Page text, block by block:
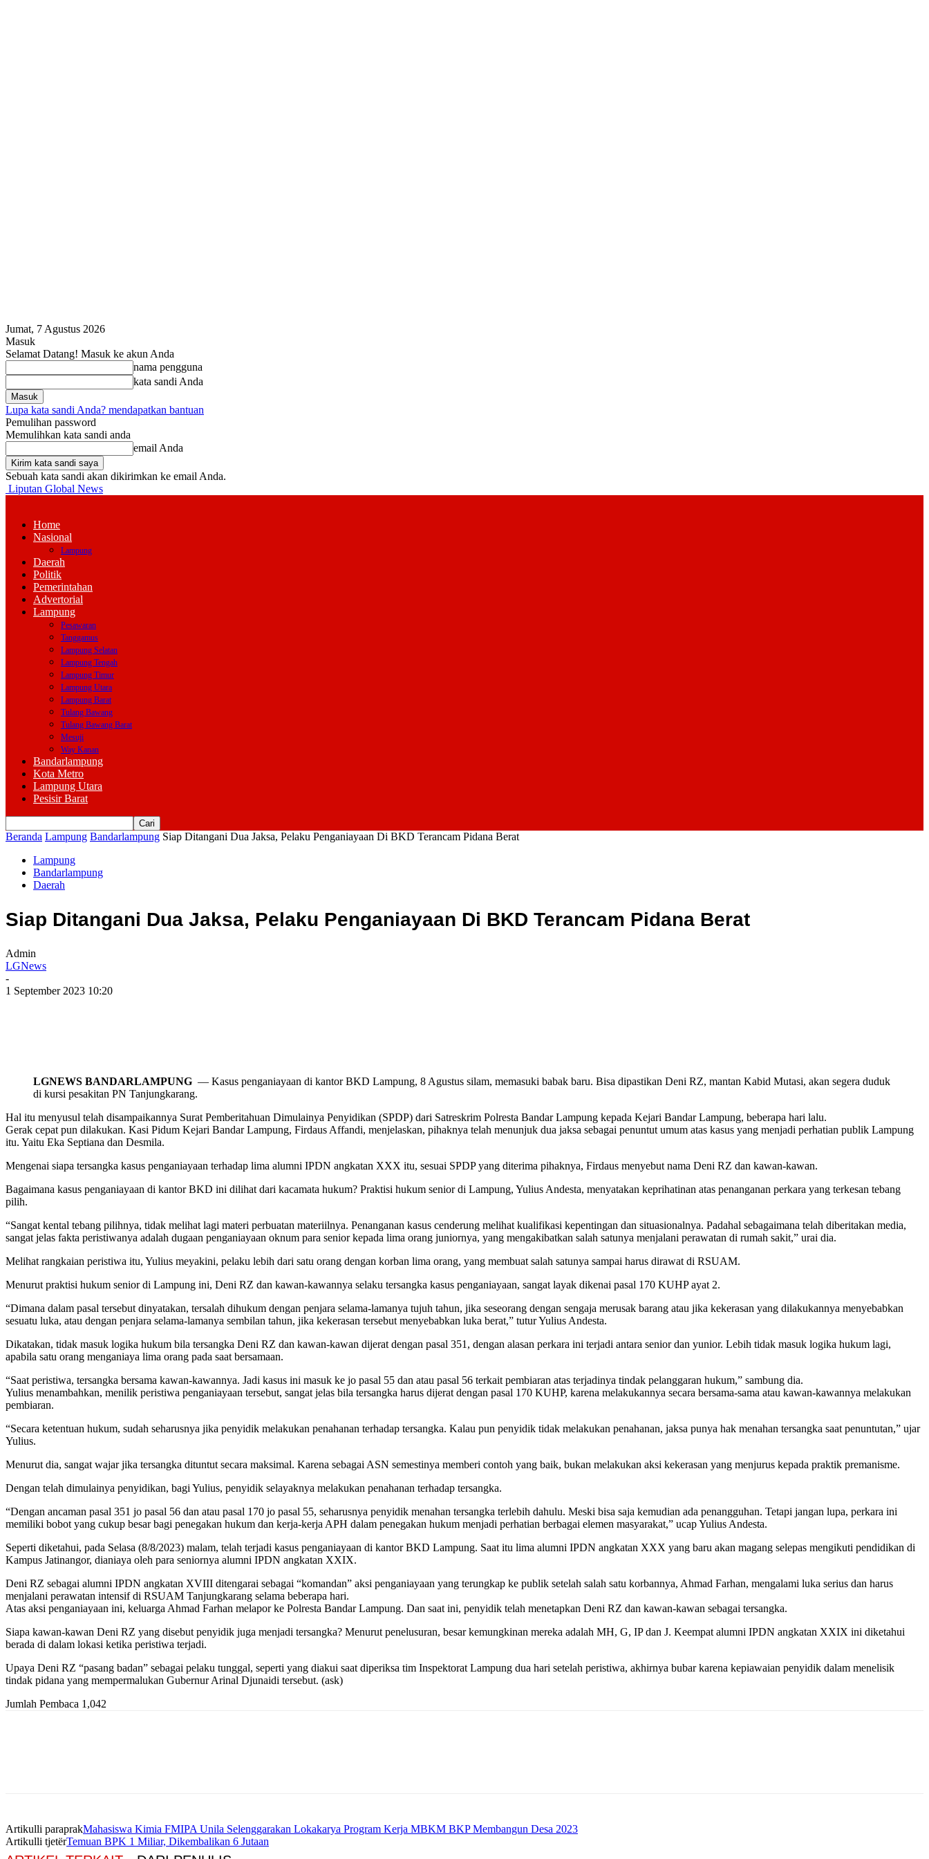
Jumat, 7 Agustus 2026
Masuk
Selamat Datang! Masuk ke akun Anda
nama pengguna
kata sandi Anda
Lupa kata sandi Anda? mendapatkan bantuan
Pemulihan password
Memulihkan kata sandi anda
email Anda
Sebuah kata sandi akan dikirimkan ke email Anda.
Liputan Global News
Home
Nasional
Lampung
Daerah
Politik
Pemerintahan
Advertorial
Lampung
Pesawaran
Tanggamus
Lampung Selatan
Lampung Tengah
Lampung Timur
Lampung Utara
Lampung Barat
Tulang Bawang
Tulang Bawang Barat
Mesuji
Way Kanan
Bandarlampung
Kota Metro
Lampung Utara
Pesisir Barat
Beranda Lampung Bandarlampung Siap Ditangani Dua Jaksa, Pelaku Penganiayaan Di BKD Terancam Pidana Berat
Lampung
Bandarlampung
Daerah
Siap Ditangani Dua Jaksa, Pelaku Penganiayaan Di BKD Terancam Pidana Berat
Admin
LGNews
-
1 September 2023 10:20
LGNEWS BANDARLAMPUNG — Kasus penganiayaan di kantor BKD Lampung, 8 Agustus silam, memasuki babak baru. Bisa dipastikan Deni RZ, mantan Kabid Mutasi, akan segera duduk
di kursi pesakitan PN Tanjungkarang.
Hal itu menyusul telah disampaikannya Surat Pemberitahuan Dimulainya Penyidikan (SPDP) dari Satreskrim Polresta Bandar Lampung kepada Kejari Bandar Lampung, beberapa hari lalu.
Gerak cepat pun dilakukan. Kasi Pidum Kejari Bandar Lampung, Firdaus Affandi, menjelaskan, pihaknya telah menunjuk dua jaksa sebagai penuntut umum atas kasus yang menjadi perhatian publik Lampung
itu. Yaitu Eka Septiana dan Desmila.
Mengenai siapa tersangka kasus penganiayaan terhadap lima alumni IPDN angkatan XXX itu, sesuai SPDP yang diterima pihaknya, Firdaus menyebut nama Deni RZ dan kawan-kawan.
Bagaimana kasus penganiayaan di kantor BKD ini dilihat dari kacamata hukum? Praktisi hukum senior di Lampung, Yulius Andesta, menyatakan keprihatinan atas penanganan perkara yang terkesan tebang
pilih.
“Sangat kental tebang pilihnya, tidak melihat lagi materi perbuatan materiilnya. Penanganan kasus cenderung melihat kualifikasi kepentingan dan situasionalnya. Padahal sebagaimana telah diberitakan media,
sangat jelas fakta peristiwanya adalah dugaan penganiayaan oknum para senior kepada lima orang juniornya, yang mengakibatkan salah satunya menjalani perawatan di rumah sakit,” urai dia.
Melihat rangkaian peristiwa itu, Yulius meyakini, pelaku lebih dari satu orang dengan korban lima orang, yang membuat salah satunya sampai harus dirawat di RSUAM.
Menurut praktisi hukum senior di Lampung ini, Deni RZ dan kawan-kawannya selaku tersangka kasus penganiayaan, sangat layak dikenai pasal 170 KUHP ayat 2.
“Dimana dalam pasal tersebut dinyatakan, tersalah dihukum dengan penjara selama-lamanya tujuh tahun, jika seseorang dengan sengaja merusak barang atau jika kekerasan yang dilakukannya menyebabkan
sesuatu luka, atau dengan penjara selama-lamanya sembilan tahun, jika kekerasan tersebut menyebabkan luka berat,” tutur Yulius Andesta.
Dikatakan, tidak masuk logika hukum bila tersangka Deni RZ dan kawan-kawan dijerat dengan pasal 351, dengan alasan perkara ini terjadi antara senior dan yunior. Lebih tidak masuk logika hukum lagi,
apabila satu orang menganiaya lima orang pada saat bersamaan.
“Saat peristiwa, tersangka bersama kawan-kawannya. Jadi kasus ini masuk ke jo pasal 55 dan atau pasal 56 terkait pembiaran atas terjadinya tindak pelanggaran hukum,” sambung dia.
Yulius menambahkan, menilik peristiwa penganiayaan tersebut, sangat jelas bila tersangka harus dijerat dengan pasal 170 KUHP, karena melakukannya secara bersama-sama atau kawan-kawannya melakukan
pembiaran.
“Secara ketentuan hukum, sudah seharusnya jika penyidik melakukan penahanan terhadap tersangka. Kalau pun penyidik tidak melakukan penahanan, jaksa punya hak menahan tersangka saat penuntutan,” ujar
Yulius.
Menurut dia, sangat wajar jika tersangka dituntut secara maksimal. Karena sebagai ASN semestinya memberi contoh yang baik, bukan melakukan aksi kekerasan yang menjurus kepada praktik premanisme.
Dengan telah dimulainya penyidikan, bagi Yulius, penyidik selayaknya melakukan penahanan terhadap tersangka.
“Dengan ancaman pasal 351 jo pasal 56 dan atau pasal 170 jo pasal 55, seharusnya penyidik menahan tersangka terlebih dahulu. Meski bisa saja kemudian ada penangguhan. Tetapi jangan lupa, perkara ini
memiliki bobot yang cukup besar bagi penegakan hukum dan kerja-kerja APH dalam penegakan hukum menjadi perhatian berbagai elemen masyarakat,” ucap Yulius Andesta.
Seperti diketahui, pada Selasa (8/8/2023) malam, telah terjadi kasus penganiayaan di kantor BKD Lampung. Saat itu lima alumni IPDN angkatan XXX yang baru akan magang selepas mengikuti pendidikan di
Kampus Jatinangor, dianiaya oleh para seniornya alumni IPDN angkatan XXIX.
Deni RZ sebagai alumni IPDN angkatan XVIII ditengarai sebagai “komandan” aksi penganiayaan yang terungkap ke publik setelah salah satu korbannya, Ahmad Farhan, mengalami luka serius dan harus
menjalani perawatan intensif di RSUAM Tanjungkarang selama beberapa hari.
Atas aksi penganiayaan ini, keluarga Ahmad Farhan melapor ke Polresta Bandar Lampung. Dan saat ini, penyidik telah menetapkan Deni RZ dan kawan-kawan sebagai tersangka.
Siapa kawan-kawan Deni RZ yang disebut penyidik juga menjadi tersangka? Menurut penelusuran, besar kemungkinan mereka adalah MH, G, IP dan J. Keempat alumni IPDN angkatan XXIX ini diketahui
berada di dalam lokasi ketika peristiwa terjadi.
Upaya Deni RZ “pasang badan” sebagai pelaku tunggal, seperti yang diakui saat diperiksa tim Inspektorat Lampung dua hari setelah peristiwa, akhirnya bubar karena kepiawaian penyidik dalam menelisik
tindak pidana yang mempermalukan Gubernur Arinal Djunaidi tersebut. (ask)
Jumlah Pembaca 1,042
Artikulli paraprakMahasiswa Kimia FMIPA Unila Selenggarakan Lokakarya Program Kerja MBKM BKP Membangun Desa 2023
Artikulli tjetërTemuan BPK 1 Miliar, Dikembalikan 6 Jutaan